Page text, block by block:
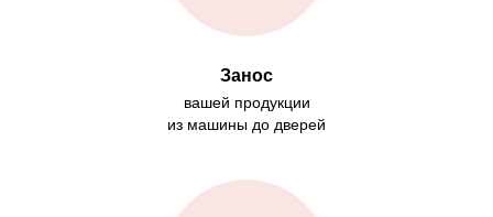
Занос
вашей продукции
из машины до дверей